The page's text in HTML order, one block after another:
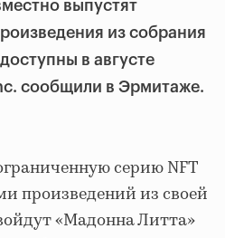
выпустят
из собрания
в августе
сообщили в Эрмитаже.
серию NFT
произведений из своей
«Мадонна Литта»